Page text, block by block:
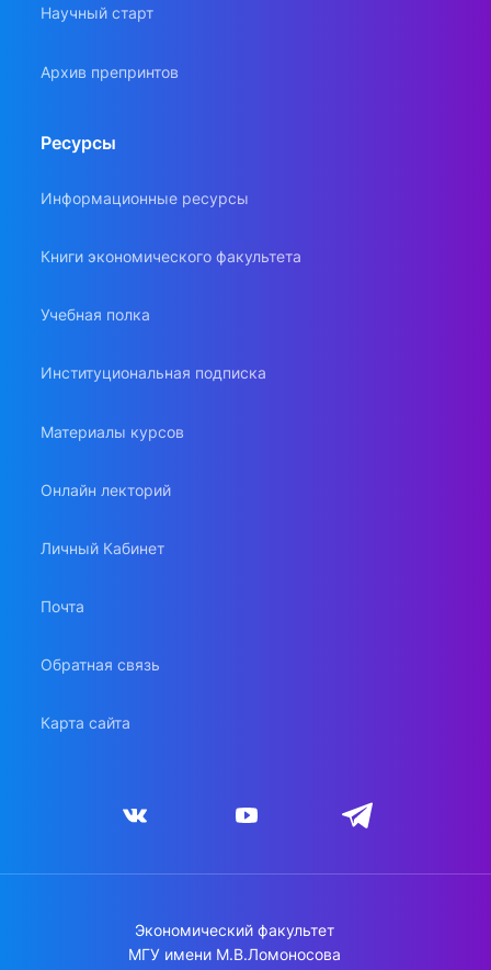
Научный старт
Архив препринтов
Ресурсы
Информационные ресурсы
Книги экономического факультета
Учебная полка
Институциональная подписка
Материалы курсов
Онлайн лекторий
Личный Кабинет
Почта
Обратная связь
Карта сайта
Экономический факультет
МГУ имени М.В.Ломоносова